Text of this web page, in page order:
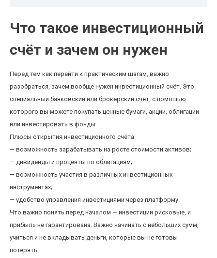
Что такое инвестиционный
счёт и зачем он нужен
Перед тем как перейти к практическим шагам, важно
разобраться, зачем вообще нужен инвестиционный счёт. Это
специальный банковский или брокерский счёт, с помощью
которого вы можете покупать ценные бумаги, акции, облигации
или инвестировать в фонды.
Плюсы открытия инвестиционного счёта:
— возможность зарабатывать на росте стоимости активов;
— дивиденды и проценты по облигациям;
— возможность участия в различных инвестиционных
инструментах;
— удобство управления инвестициями через платформу.
Что важно понять перед началом — инвестиции рисковые, и
прибыль не гарантирована. Важно начинать с небольших сумм,
учиться и не вкладывать деньги, которые вы не готовы
потерять.